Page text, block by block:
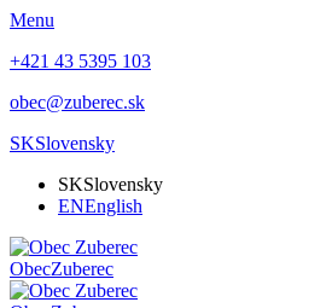
Menu
+421 43 5395 103
obec@zuberec.sk
SKSlovensky
SKSlovensky
ENEnglish
ObecZuberec